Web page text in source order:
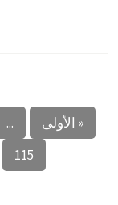
« الأولى ...
115